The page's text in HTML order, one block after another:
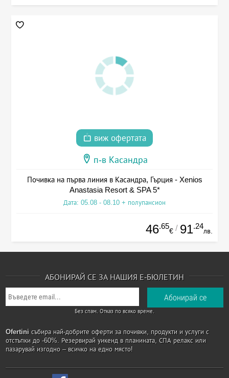
виж офертата
п-в Касандра
Почивка на първа линия в Касандра, Гърция - Xenios
Anastasia Resort & SPA 5*
Дата: 05.08 - 08.10 + полупансион
46.65
€ / 91.24
лв.
АБОНИРАЙ СЕ ЗА НАШИЯ Е-БЮЛЕТИН
Без спам. Отказ по всяко време.
Ofertini събира най-добрите оферти за почивки, продукти и услуги с
отстъпки до -60%. Резервирай уикенд в планината, СПА релакс или
пазарувай изгодно – всичко на едно място!